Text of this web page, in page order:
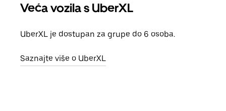
Veća vozila s UberXL
UberXL je dostupan za grupe do 6 osoba.
Saznajte više o UberXL